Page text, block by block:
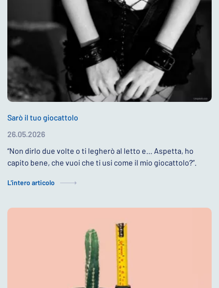
Sarò il tuo giocattolo
26.05.2026
“Non dirlo due volte o ti legherò al letto e… Aspetta, ho
capito bene, che vuoi che ti usi come il mio giocattolo?”.
L'intero articolo